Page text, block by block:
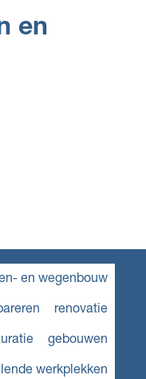
en
en wegenbouw
renovatie
gebouwen
werkplekken